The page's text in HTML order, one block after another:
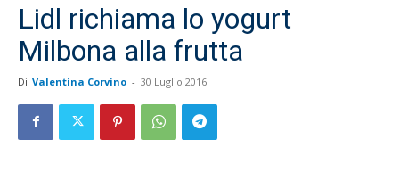
Lidl richiama lo yogurt
Milbona alla frutta
Di Valentina Corvino - 30 Luglio 2016